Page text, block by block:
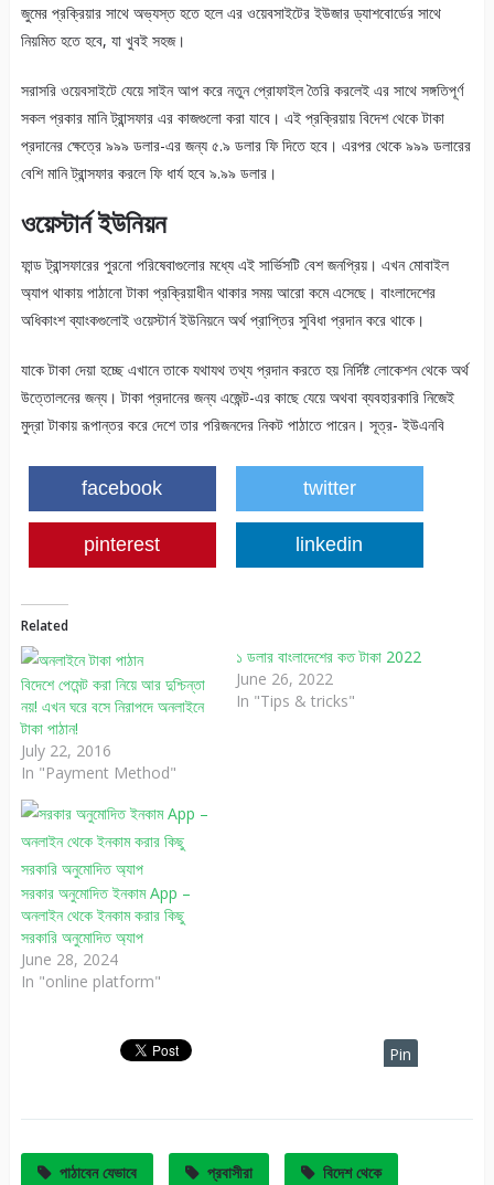
জুমের প্রক্রিয়ার সাথে অভ্যস্ত হতে হলে এর ওয়েবসাইটের ইউজার ড্যাশবোর্ডের সাথে
নিয়মিত হতে হবে, যা খুবই সহজ।
সরাসরি ওয়েবসাইটে যেয়ে সাইন আপ করে নতুন প্রোফাইল তৈরি করলেই এর সাথে সঙ্গতিপূর্ণ
সকল প্রকার মানি ট্রান্সফার এর কাজগুলো করা যাবে। এই প্রক্রিয়ায় বিদেশ থেকে টাকা
প্রদানের ক্ষেত্রে ৯৯৯ ডলার-এর জন্য ৫.৯ ডলার ফি দিতে হবে। এরপর থেকে ৯৯৯ ডলারের
বেশি মানি ট্রান্সফার করলে ফি ধার্য হবে ৯.৯৯ ডলার।
ওয়েস্টার্ন ইউনিয়ন
ফান্ড ট্রান্সফারের পুরনো পরিষেবাগুলোর মধ্যে এই সার্ভিসটি বেশ জনপ্রিয়। এখন মোবাইল
অ্যাপ থাকায় পাঠানো টাকা প্রক্রিয়াধীন থাকার সময় আরো কমে এসেছে। বাংলাদেশের
অধিকাংশ ব্যাংকগুলোই ওয়েস্টার্ন ইউনিয়নে অর্থ প্রাপ্তির সুবিধা প্রদান করে থাকে।
যাকে টাকা দেয়া হচ্ছে এখানে তাকে যথাযথ তথ্য প্রদান করতে হয় নির্দিষ্ট লোকেশন থেকে অর্থ
উত্তোলনের জন্য। টাকা প্রদানের জন্য এজেন্ট-এর কাছে যেয়ে অথবা ব্যবহারকারি নিজেই
মুদ্রা টাকায় রূপান্তর করে দেশে তার পরিজনদের নিকট পাঠাতে পারেন। সূত্র- ইউএনবি
facebook twitter
pinterest linkedin
Related
বিদেশে পেমেন্ট করা নিয়ে আর দুশ্চিন্তা
নয়! এখন ঘরে বসে নিরাপদে অনলাইনে
টাকা পাঠান!
July 22, 2016
In "Payment Method"
১ ডলার বাংলাদেশের কত টাকা 2022
June 26, 2022
In "Tips & tricks"
সরকার অনুমোদিত ইনকাম App –
অনলাইন থেকে ইনকাম করার কিছু
সরকারি অনুমোদিত অ্যাপ
June 28, 2024
In "online platform"
Pin
পাঠাবেন যেভাবে প্রবাসীরা বিদেশ থেকে